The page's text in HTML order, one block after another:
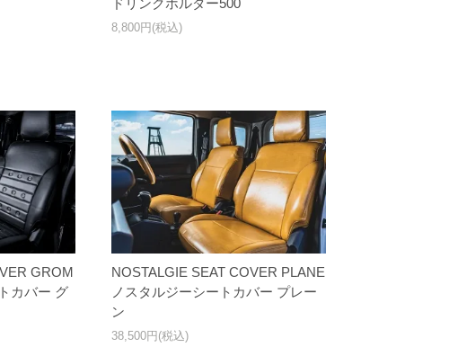
ドリンクホルダー500
8,800円(税込)
GROM
カバー グ
NOSTALGIE SEAT COVER PLANE
ノスタルジーシートカバー プレー
ン
38,500円(税込)